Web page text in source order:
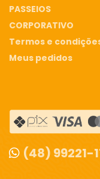
PASSEIOS
CORPORATIVO
Termos e
Meus pedidos
(48) 99221-